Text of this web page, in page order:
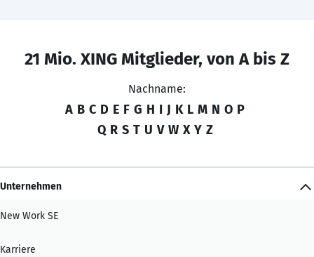
21 Mio. XING Mitglieder, von A bis Z
Nachname:
A B C D E F G H I J K L M N O P
Q R S T U V W X Y Z
Unternehmen
New Work SE
Karriere